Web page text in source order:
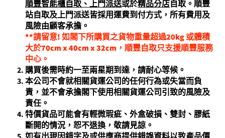
順豐智能櫃自取、上門派送或於精品分店自取。順豐
站自取及上門派送皆採用運費到付方式，所有費用及
風險由顧客承擔。
**請留意! 如閣下所購買之貨物重量超過20kg 或體積
大於70cm x 40cm x 32cm，順豐自取只支援順豐服務
中心。
購買後需時約一至兩星期到達，請耐心等候。
本公司不會就相關貨運公司的任何行為或失當而負
責，並不會承擔閣下使用相關貨運公司引致的風險及
責任。
特價貨品可能會有輕微瑕疵、外盒破損、雙封、膠紙
斷開的情況，恕不退換，敬請見諒。